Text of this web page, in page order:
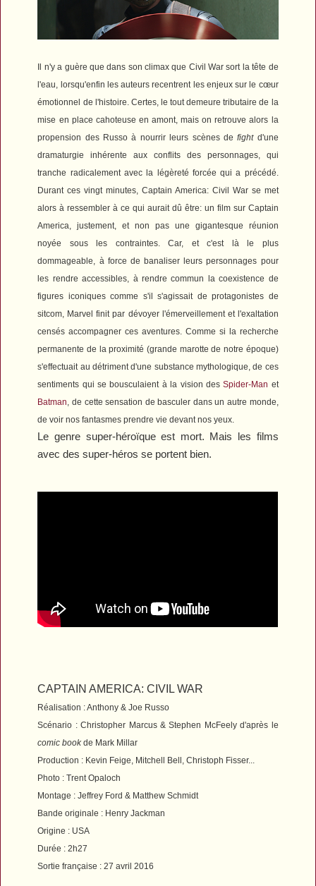
Il n'y a guère que dans son climax que Civil War sort la tête de
l'eau, lorsqu'enfin les auteurs recentrent les enjeux sur le cœur
émotionnel de l'histoire. Certes, le tout demeure tributaire de la
mise en place cahoteuse en amont, mais on retrouve alors la
propension des Russo à nourrir leurs scènes defightd'une
dramaturgie inhérente aux conflits des personnages, qui
tranche radicalement avec la légèreté forcée qui a précédé.
Durant ces vingt minutes,Captain America: Civil Warse met
alors à ressembler à ce qui aurait dû être: un film sur Captain
America, justement, et non pas une gigantesque réunion
noyée sous les contraintes. Car, et c'est là le plus
dommageable, à force de banaliser leurs personnages pour
les rendre accessibles, à rendre commun la coexistence de
figures iconiques comme s'il s'agissait de protagonistes de
sitcom, Marvel finit par dévoyer l'émerveillement et l'exaltation
censés accompagner ces aventures. Comme si la recherche
permanente de la proximité (grande marotte de notre époque)
s'effectuait au détriment d'une substance mythologique, de ces
sentiments qui se bousculaient à la vision desSpider-Man et
Batman , de cette sensation de basculer dans un autre monde,
de voir nos fantasmes prendre vie devant nos yeux.
Le genre super-héroïque est mort. Mais les films
avec des super-héros se portent bien.
CAPTAIN AMERICA: CIVIL WAR
Réalisation : Anthony & Joe Russo
Scénario : Christopher Marcus & Stephen McFeely d'après le
comic bookde Mark Millar
Production : Kevin Feige, Mitchell Bell, Christoph Fisser...
Photo : Trent Opaloch
Montage : Jeffrey Ford & Matthew Schmidt
Bande originale : Henry Jackman
Origine : USA
Durée : 2h27
Sortie française : 27 avril 2016